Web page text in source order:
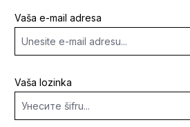
Vaša e-mail adresa
Vaša lozinka